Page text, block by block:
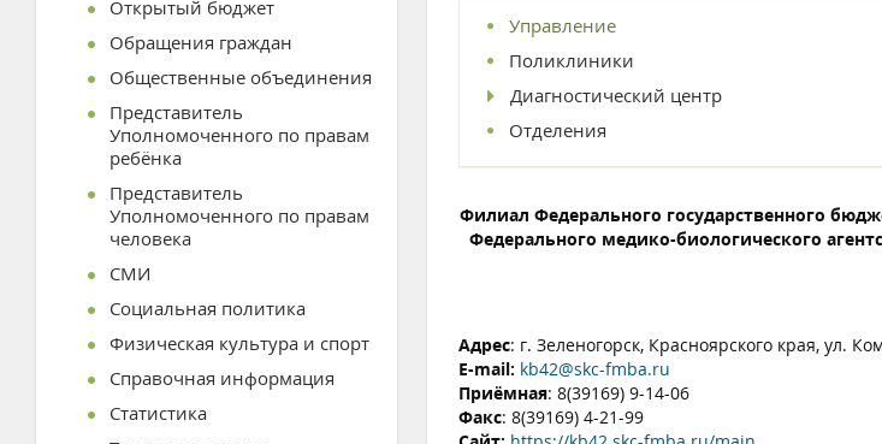
Управление
Поликлиники
Диагностический центр
Отделения
Филиал Федерального государственного
Федерального медико-биологического
Адрес: г. Зеленогорск, Красноярского края, ул.
E-mail: kb42@skc-fmba.ru
Приёмная: 8(39169) 9-14-06
Факс: 8(39169) 4-21-99
Открытый бюджет
Обращения граждан
Общественные объединения
Представитель
Уполномоченного по правам
ребёнка
Представитель
Уполномоченного по правам
человека
СМИ
Социальная политика
Физическая культура и спорт
Справочная информация
Статистика